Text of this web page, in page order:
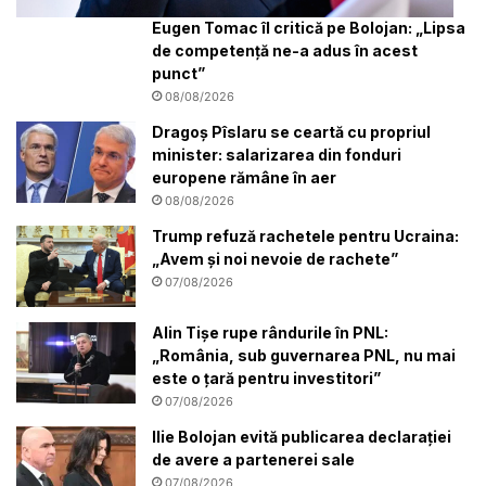
Eugen Tomac îl critică pe Bolojan: „Lipsa
de competență ne-a adus în acest
punct”
08/08/2026
Dragoș Pîslaru se ceartă cu propriul
minister: salarizarea din fonduri
europene rămâne în aer
08/08/2026
Trump refuză rachetele pentru Ucraina:
„Avem și noi nevoie de rachete”
07/08/2026
Alin Tișe rupe rândurile în PNL:
„România, sub guvernarea PNL, nu mai
este o țară pentru investitori”
07/08/2026
Ilie Bolojan evită publicarea declarației
de avere a partenerei sale